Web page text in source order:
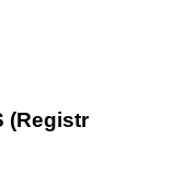
(Registr